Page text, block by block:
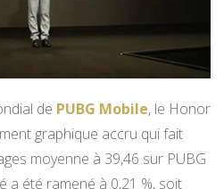
de PUBG Mobile, le Honor
graphique accru qui fait
moyenne à 39,46 sur PUBG
a été ramené à 0,21 %, soit